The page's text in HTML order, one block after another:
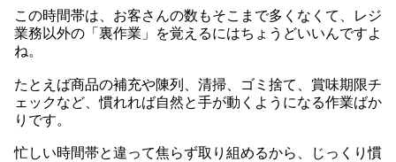
この時間帯は、お客さんの数もそこまで多くなくて、レジ
業務以外の「裏作業」を覚えるにはちょうどいいんですよ
ね。
たとえば商品の補充や陳列、清掃、ゴミ捨て、賞味期限チ
ェックなど、慣れれば自然と手が動くようになる作業ばか
りです。
忙しい時間帯と違って焦らず取り組めるから、じっくり慣